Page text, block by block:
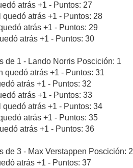
atrás +1 - Puntos: 27
atrás +1 - Puntos: 28
atrás +1 - Puntos: 29
atrás +1 - Puntos: 30
de 1 - Lando Norris Poscición: 1
quedó atrás +1 - Puntos: 31
atrás +1 - Puntos: 32
atrás +1 - Puntos: 33
atrás +1 - Puntos: 34
atrás +1 - Puntos: 35
atrás +1 - Puntos: 36
de 3 - Max Verstappen Poscición: 2
atrás +1 - Puntos: 37